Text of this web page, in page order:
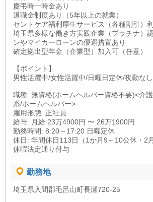
慶弔時一時金あり
退職金制度あり（5年以上の就業）
セントケア福利厚生サービス（各種割引）
埼玉県多様な働き方実践企業（プラチナ）
ンやマイカーローンの優遇措置あり
確定拠出型年金（企業型）加入可（任意）
【ポイント】
男性活躍中/女性活躍中/日曜日定休/夜勤な
職種: 無資格(ホームヘルパー資格不要)<介
系/ホームヘルパー>
雇用形態: 正社員
給与: 月給 23万4900円 〜 26万1900円
勤務時間: 8:20～17:20 日曜定休
休日: 年間休日113日（1か月9～10公休・2
休暇法定通り付与
勤務地
埼玉県入間郡毛呂山町長瀬720-25